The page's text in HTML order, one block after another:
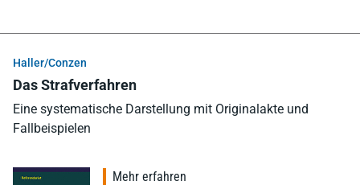
Haller/Conzen
Das Strafverfahren
Eine systematische Darstellung mit Originalakte und
Fallbeispielen
Mehr erfahren